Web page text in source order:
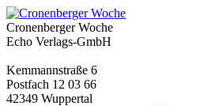
Cronenberger Woche
Echo Verlags-GmbH
Kemmannstraße 6
Postfach 12 03 66
42349 Wuppertal